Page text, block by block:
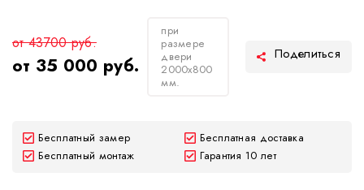
от 43700 руб.
от 35 000 руб.
при
размере
двери
2000х800
мм.
Бесплатный замер
Бесплатная доставка
Бесплатный монтаж
Гарантия 10 лет